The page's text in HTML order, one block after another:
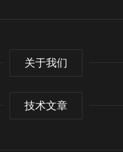
关于我们
技术文章